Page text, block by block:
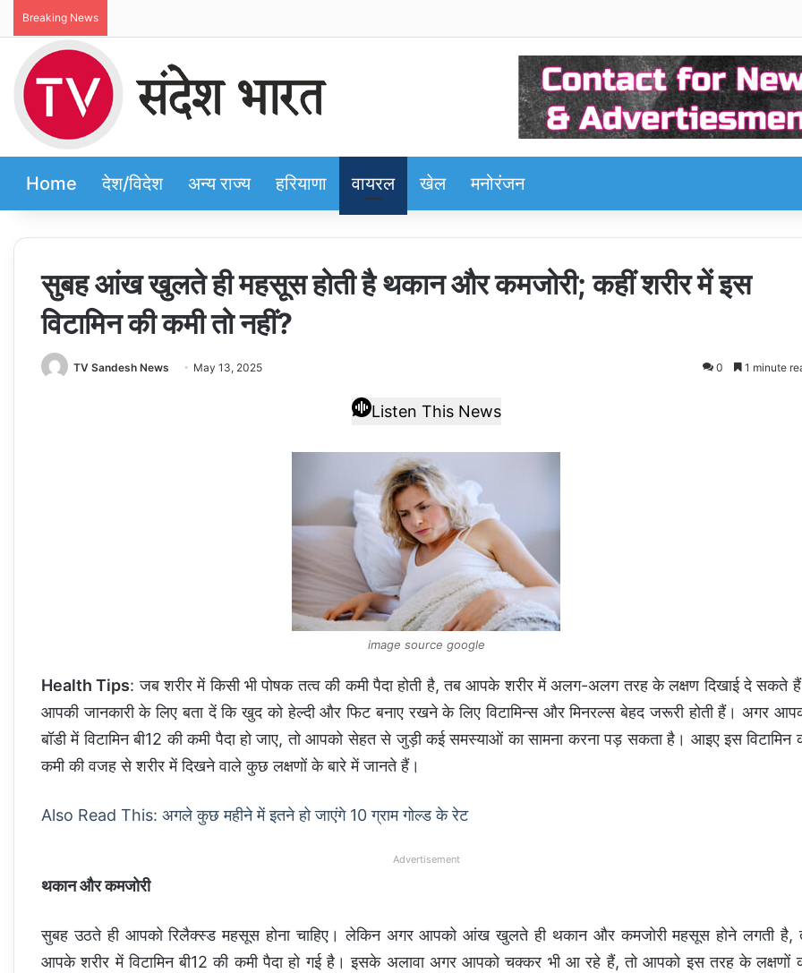
Breaking News
Home देश/विदेश अन्य राज्य हरियाणा वायरल खेल मनोरंजन
सुबह आंख खुलते ही महसूस होती है थकान और कमजोरी; कहीं शरीर में इस
विटामिन की कमी तो नहीं?
TV Sandesh News May 13, 2025 0 1 minute
Listen This News
image source google
Health Tips: जब शरीर में किसी भी पोषक तत्व की कमी पैदा होती है, तब आपके शरीर में अलग-अलग तरह के लक्षण दिखाई दे सकते
आपकी जानकारी के लिए बता दें कि खुद को हेल्दी और फिट बनाए रखने के लिए विटामिन्स और मिनरल्स बेहद जरूरी होती हैं। अगर
बॉडी में विटामिन बी12 की कमी पैदा हो जाए, तो आपको सेहत से जुड़ी कई समस्याओं का सामना करना पड़ सकता है। आइए इस विटामिन
कमी की वजह से शरीर में दिखने वाले कुछ लक्षणों के बारे में जानते हैं।
Also Read This: अगले कुछ महीने में इतने हो जाएंगे 10 ग्राम गोल्ड के रेट
Advertisement
थकान और कमजोरी
सुबह उठते ही आपको रिलैक्स्ड महसूस होना चाहिए। लेकिन अगर आपको आंख खुलते ही थकान और कमजोरी महसूस होने लगती है,
आपके शरीर में विटामिन बी12 की कमी पैदा हो गई है। इसके अलावा अगर आपको चक्कर भी आ रहे हैं, तो आपको इस तरह के लक्षणों